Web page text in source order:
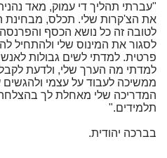
"עברתי תהליך די עמוק, מאד
את הצ'קרות שלי. תכלס, מבחינת
לטובה זה כל נושא הכסף
לסגור את המינוס שלי ולהתחיל
פרטית. למדתי לשים גבולות
למדתי מה הערך שלי, ולדעת לקבל
ממשיכה לעבוד על עצמי
המדריכה שלי מאחלת לך
תלמידים."
בברכה יהודית.